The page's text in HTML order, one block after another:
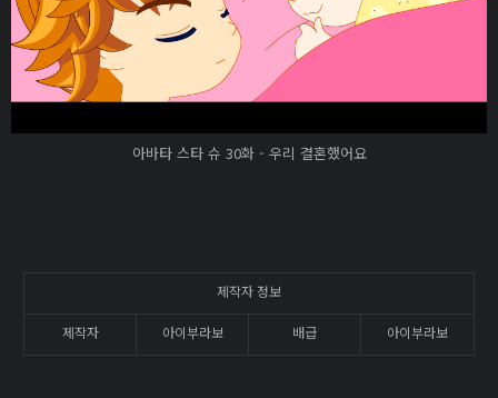
아바타 스타 슈 30화 - 우리 결혼했어요
제작자 정보
제작자 아이부라보 배급 아이부라보